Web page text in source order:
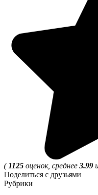
( 1125 оценок, среднее 3.99
Поделиться с друзьями
Рубрики